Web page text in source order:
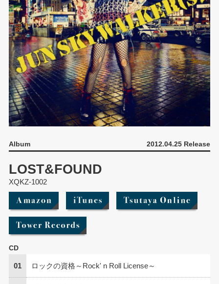
Album 2012.04.25 Release
LOST&FOUND
XQKZ-1002
CD
01 ロックの資格～Rock' n Roll License～